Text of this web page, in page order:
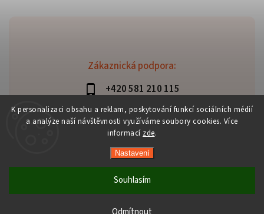
K personalizaci obsahu a reklam, poskytování funkcí sociálních médií
a analýze naší návštěvnosti využíváme soubory cookies. Více
informací zde.
Nastavení
Souhlasím
Zákaznická podpora:
+420 581 210 115
info@davaztechnik.cz
Copyright 2026Daniš Davaztechnik. Všechna práva